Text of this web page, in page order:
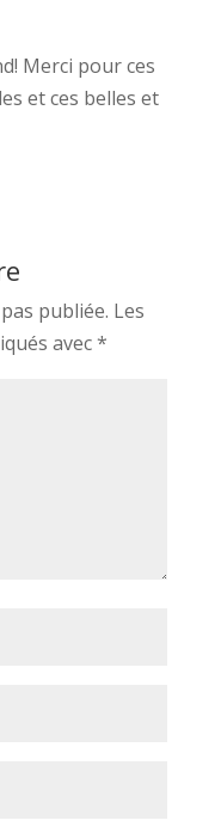
Merci pour ces
et ces belles et
publiée. Les
avec*